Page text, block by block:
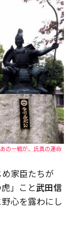
の一戦が、氏真の運命
め家臣たちが
」こと武田信
心を露わにし